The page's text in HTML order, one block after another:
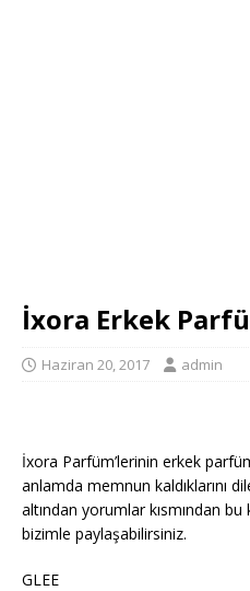
İxora Erkek
Haziran 20, 2017 admin
İxora Parfüm’lerinin erkek
anlamda memnun kaldıklarını
altından yorumlar kısmından
bizimle paylaşabilirsiniz.
GLEE